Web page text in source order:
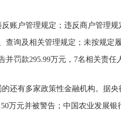
账户管理规定；违反商户管理
查询及相关管理规定；未按规定
罚款295.99万元，7名相关责任
还有多家政策性金融机构。据
万元并被警告；中国农业发展